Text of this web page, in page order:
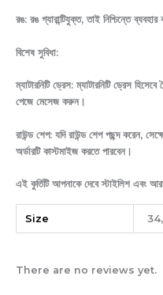
রঙ: রঙ গ্যারান্টিযুক্ত, তাই নিশ্চিন্তে
বিশেষ সুবিধা:
ম্যাটারনিটি ড্রেস: ম্যাটারনিটি ড্রেস
পেজে মেসেজ করুন।
রাউন্ড শেপ: যদি রাউন্ড শেপ পছন্দ করেন,
অর্ডারটি কাস্টমাইজ করতে পারবেন।
এই কুর্তিটি আপনাকে দেবে স্টাইলিশ এবং
Size
There are no reviews yet.